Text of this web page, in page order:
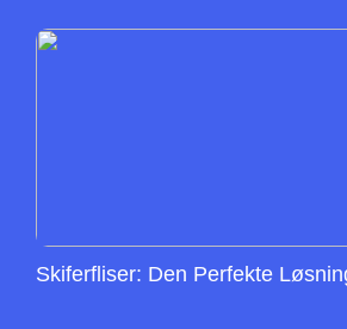
Skiferfliser: Den Perfekte